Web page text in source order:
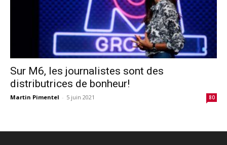
Sur M6, les journalistes sont des
distributrices de bonheur!
Martin Pimentel - 5 juin 2021 80